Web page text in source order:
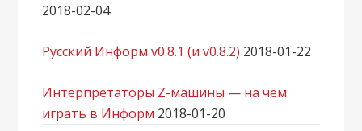
2018-02-04
Русский Информ v0.8.1 (и v0.8.2) 2018-01-22
Интерпретаторы Z-машины — на чём
играть в Информ 2018-01-20